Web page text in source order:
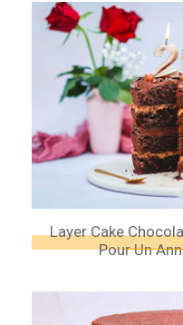
Layer Cake
Pour Un